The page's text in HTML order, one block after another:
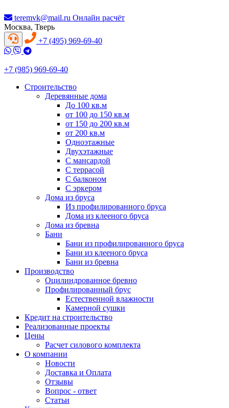
teremvk@mail.ru Онлайн расчёт
Москва, Тверь
+7 (495) 969-69-40
+7 (985) 969-69-40
Строительство
Деревянные дома
До 100 кв.м
от 100 до 150 кв.м
от 150 до 200 кв.м
от 200 кв.м
Одноэтажные
Двухэтажные
С мансардой
С террасой
С балконом
С эркером
Дома из бруса
Из профилированного бруса
Дома из клееного бруса
Дома из бревна
Бани
Бани из профилированного бруса
Бани из клееного бруса
Бани из бревна
Производство
Оцилиндрованное бревно
Профилированный брус
Естественной влажности
Камерной сушки
Кредит на строительство
Реализованные проекты
Цены
Расчет силового комплекта
О компании
Новости
Доставка и Оплата
Отзывы
Вопрос - ответ
Статьи